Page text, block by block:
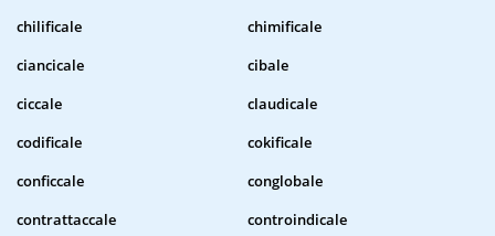
chilificale
chimificale
ciancicale
cibale
ciccale
claudicale
codificale
cokificale
conficcale
conglobale
contrattaccale
controindicale